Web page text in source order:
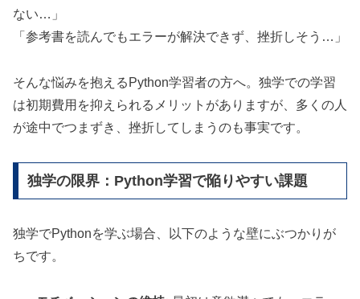
ない…」
「参考書を読んでもエラーが解決できず、挫折しそう…」
そんな悩みを抱えるPython学習者の方へ。独学での学習
は初期費用を抑えられるメリットがありますが、多くの人
が途中でつまずき、挫折してしまうのも事実です。
独学の限界：Python学習で陥りやすい課題
独学でPythonを学ぶ場合、以下のような壁にぶつかりが
ちです。